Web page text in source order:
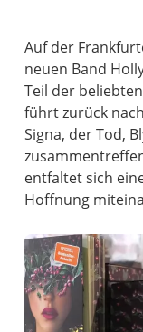
Auf der
neuen Band
Teil der
führt zurück
Signa, der Tod,
entfaltet sich
Hoffnung